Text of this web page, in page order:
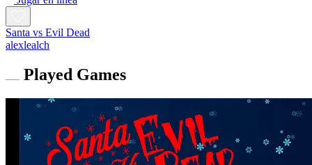
Santa vs Evil Dead
alexlealch
Played Games